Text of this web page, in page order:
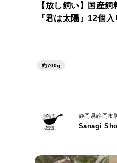
【放し飼い】国産
『君は太陽』12個入
約700g
静岡県静岡市
Sanagi